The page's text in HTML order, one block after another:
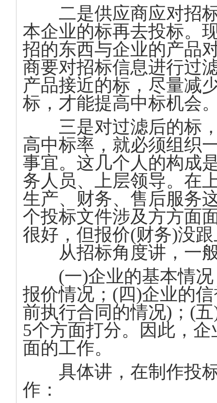
二是供应商应对招标
本企业的标再去投标。
招的东西与企业的产品
商要对招标信息进行过
产品接近的标，尽量减
标，才能提高中标机会
三是对过滤后的标，
高中标率，就必须组织
事宜。这几个人的构成
务人员、上层领导。在
生产、财务、售后服务
个投标文件涉及方方面
很好，但报价(财务)没
从招标角度讲，一般
(一)企业的基本情况
报价情况；(四)企业的
前执行合同的情况)；(
5个方面打分。因此，
面的工作。
具体讲，在制作投标
作：